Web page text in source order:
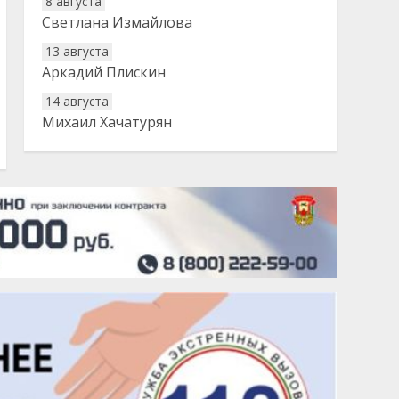
Светлана Измайлова
13 августа
Аркадий Плискин
14 августа
Михаил Хачатурян
20 августа
22 августа
Евгений Ефимов
25 августа
Сэсэгма Бубеева
28 августа
Чингиз Мустафаев
29 августа
Надежда Рослова